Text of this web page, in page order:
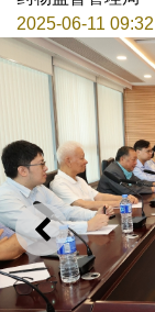
2025-06-11 09:32
上一则